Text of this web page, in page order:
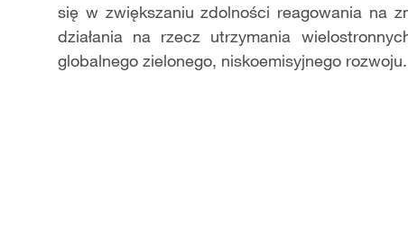
się w zwiększaniu zdolności reagowania na
działania na rzecz utrzymania
globalnego zielonego, niskoemisyjnego